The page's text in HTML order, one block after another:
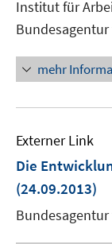
Institut für
mehr
Externer Link
Die
(24.09.2013)